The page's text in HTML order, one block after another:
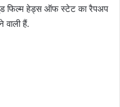
फिल्म हेड्स ऑफ स्टेट का रैपअप
हैं.